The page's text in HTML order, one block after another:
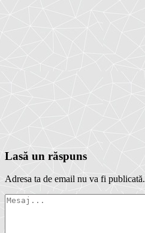
Lasă un răspuns
Adresa ta de email nu va fi publicată.